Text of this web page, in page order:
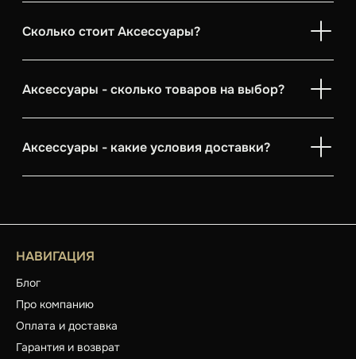
Сколько стоит Аксессуары?
Аксессуары - сколько товаров на выбор?
Аксессуары - какие условия доставки?
НАВИГАЦИЯ
Блог
Про компанию
Оплата и доставка
Гарантия и возврат